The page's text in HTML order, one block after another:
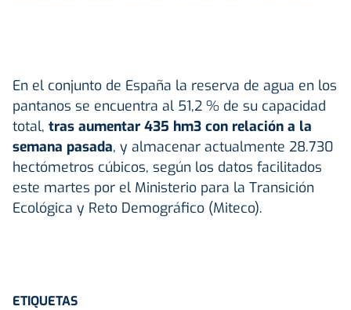
En el conjunto de España la reserva de agua en los
pantanos se encuentra al 51,2 % de su capacidad
total, tras aumentar 435 hm3 con relación a la
semana pasada, y almacenar actualmente 28.730
hectómetros cúbicos, según los datos facilitados
este martes por el Ministerio para la Transición
Ecológica y Reto Demográfico (Miteco).
ETIQUETAS